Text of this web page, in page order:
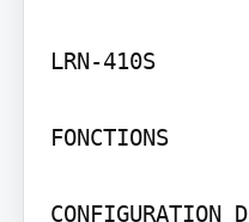
LRN-410S
FONCTIONS
CONFIGURATION